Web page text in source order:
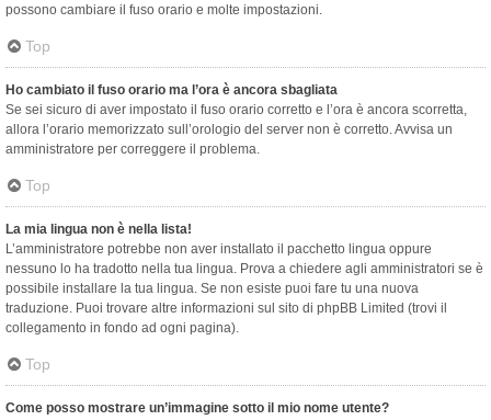
possono cambiare il fuso orario e molte impostazioni.
Top
Ho cambiato il fuso orario ma l’ora è ancora sbagliata
Se sei sicuro di aver impostato il fuso orario corretto e l’ora è ancora scorretta,
allora l’orario memorizzato sull’orologio del server non è corretto. Avvisa un
amministratore per correggere il problema.
Top
La mia lingua non è nella lista!
L’amministratore potrebbe non aver installato il pacchetto lingua oppure
nessuno lo ha tradotto nella tua lingua. Prova a chiedere agli amministratori se è
possibile installare la tua lingua. Se non esiste puoi fare tu una nuova
traduzione. Puoi trovare altre informazioni sul sito di phpBB Limited (trovi il
collegamento in fondo ad ogni pagina).
Top
Come posso mostrare un’immagine sotto il mio nome utente?